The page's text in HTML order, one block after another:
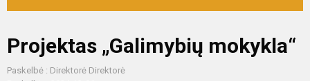
Projektas „Galimybių mokykla“
Paskelbė : Direktorė Direktorė